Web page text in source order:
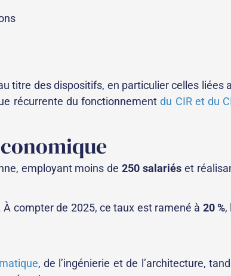
titre des dispositifs, en particulier celles liées
récurrente du fonctionnementdu CIR et du
employant moins de250 salariés et
À compter de 2025, ce taux est ramené à 20 %,
, de l’ingénierie et de l’architecture,